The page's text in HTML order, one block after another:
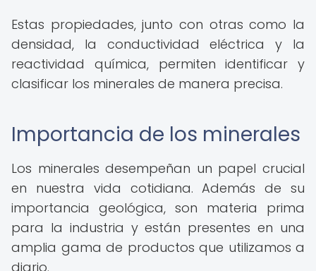
Estas propiedades, junto con otras como la
densidad, la conductividad eléctrica y la
reactividad química, permiten identificar y
clasificar los minerales de manera precisa.
Importancia de los minerales
Los minerales desempeñan un papel crucial
en nuestra vida cotidiana. Además de su
importancia geológica, son materia prima
para la industria y están presentes en una
amplia gama de productos que utilizamos a
diario.